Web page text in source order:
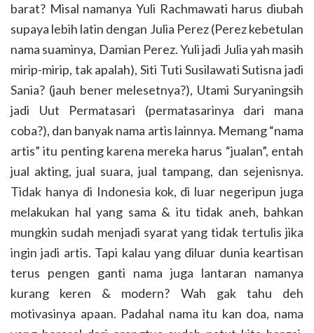
barat? Misal namanya Yuli Rachmawati harus diubah
supaya lebih latin dengan Julia Perez (Perez kebetulan
nama suaminya, Damian Perez. Yuli jadi Julia yah masih
mirip-mirip, tak apalah), Siti Tuti Susilawati Sutisna jadi
Sania? (jauh bener melesetnya?), Utami Suryaningsih
jadi Uut Permatasari (permatasarinya dari mana
coba?), dan banyak nama artis lainnya. Memang “nama
artis” itu penting karena mereka harus “jualan”, entah
jual akting, jual suara, jual tampang, dan sejenisnya.
Tidak hanya di Indonesia kok, di luar negeripun juga
melakukan hal yang sama & itu tidak aneh, bahkan
mungkin sudah menjadi syarat yang tidak tertulis jika
ingin jadi artis. Tapi kalau yang diluar dunia keartisan
terus pengen ganti nama juga lantaran namanya
kurang keren & modern? Wah gak tahu deh
motivasinya apaan. Padahal nama itu kan doa, nama